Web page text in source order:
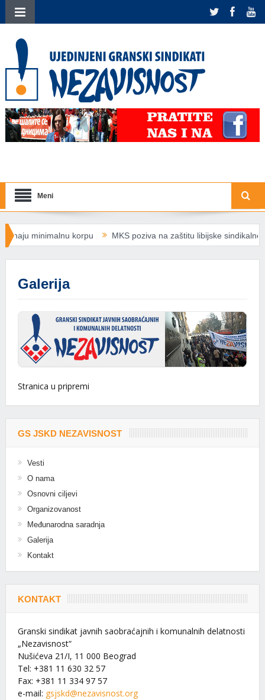
Meni
minimalnu korpu MKS poziva na zaštitu libijske sindikalne
transparentnosti plata
Galerija
Stranica u pripremi
GS JSKD NEZAVISNOST
Vesti
O nama
Osnovni ciljevi
Organizovanost
Međunarodna saradnja
Galerija
Kontakt
KONTAKT
Granski sindikat javnih saobraćajnih i komunalnih delatnosti
„Nezavisnost“
Nušićeva 21/I, 11 000 Beograd
Tel: +381 11 630 32 57
Fax: +381 11 334 97 57
e-mail: gsjskd@nezavisnost.org